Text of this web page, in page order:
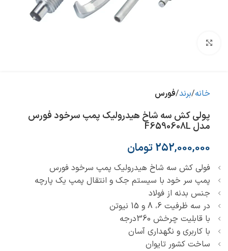
خانه برند فورس
پولی کش سه شاخ هیدرولیک پمپ سرخود فورس
مدل F6590608L
252,000,000تومان
فولی کش سه شاخ هیدرولیک پمپ سرخود فورس
پمپ سر خود با سیستم جک و انتقال پمپ یک پارچه
جنس بدنه از فولاد
در سه ظرفیت 6، 8 و 15 نیوتن
با قابلیت چرخش 360درجه
با کاربری و نگهداری آسان
ساخت کشور تایوان